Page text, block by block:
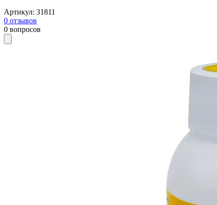
Артикул: 31811
0 отзывов
0 вопросов